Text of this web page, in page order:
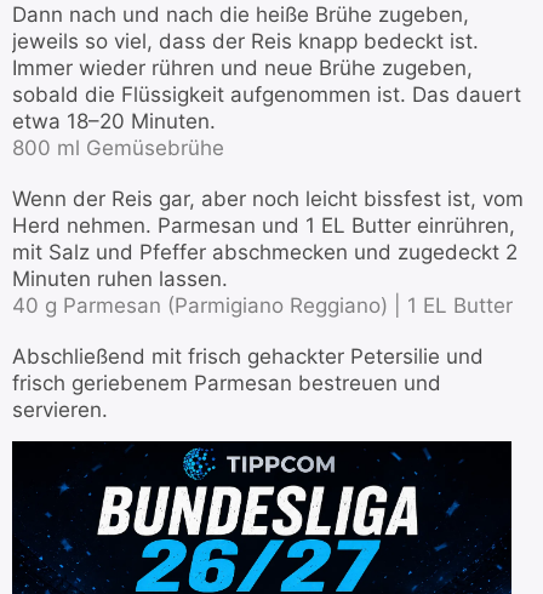
Dann nach und nach die heiße Brühe zugeben,
jeweils so viel, dass der Reis knapp bedeckt ist.
Immer wieder rühren und neue Brühe zugeben,
sobald die Flüssigkeit aufgenommen ist. Das dauert
etwa 18–20 Minuten.
800 ml Gemüsebrühe
Wenn der Reis gar, aber noch leicht bissfest ist, vom
Herd nehmen. Parmesan und 1 EL Butter einrühren,
mit Salz und Pfeffer abschmecken und zugedeckt 2
Minuten ruhen lassen.
40 g Parmesan (Parmigiano Reggiano) |
1 EL Butter
Abschließend mit frisch gehackter Petersilie und
frisch geriebenem Parmesan bestreuen und
servieren.